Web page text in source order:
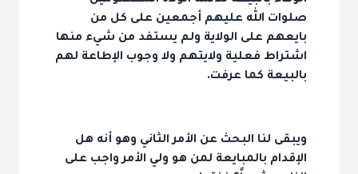
صلوات الله عليهم أجمعين على كل من
بايعهم على الولاية ولم يستفد من شيء منها
اشتراط فعلية ولايتهم ولا وجوب الإطاعة لهم
بالبيعة كما عرفت.
ويبقى لنا البحث عن الأمر الثاني وهو أنه هل
الإقدام بالمبايعة لمن هو ولي الأمر واجب على